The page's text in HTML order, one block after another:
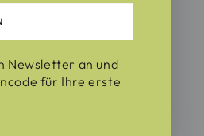
Newsletter an und
für Ihre erste